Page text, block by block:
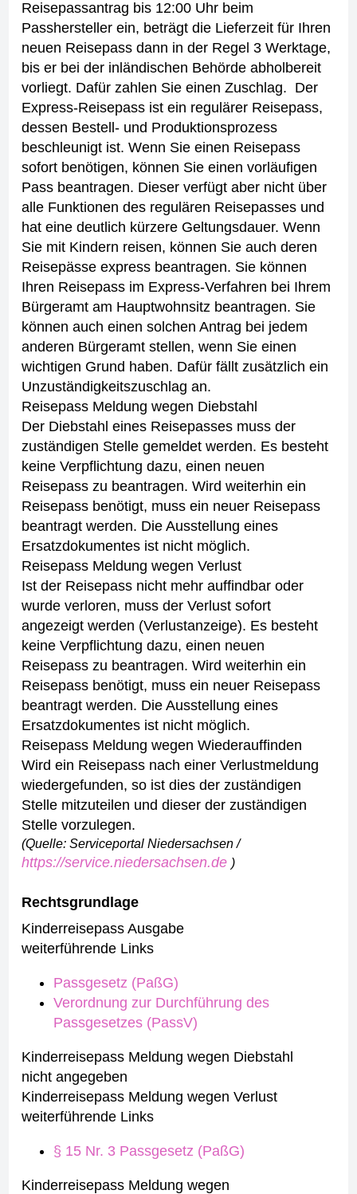
Reisepassantrag bis 12:00 Uhr beim
Passhersteller ein, beträgt die Lieferzeit für Ihren
neuen Reisepass dann in der Regel 3 Werktage,
bis er bei der inländischen Behörde abholbereit
vorliegt. Dafür zahlen Sie einen Zuschlag. Der
Express-Reisepass ist ein regulärer Reisepass,
dessen Bestell- und Produktionsprozess
beschleunigt ist. Wenn Sie einen Reisepass
sofort benötigen, können Sie einen vorläufigen
Pass beantragen. Dieser verfügt aber nicht über
alle Funktionen des regulären Reisepasses und
hat eine deutlich kürzere Geltungsdauer. Wenn
Sie mit Kindern reisen, können Sie auch deren
Reisepässe express beantragen. Sie können
Ihren Reisepass im Express-Verfahren bei Ihrem
Bürgeramt am Hauptwohnsitz beantragen. Sie
können auch einen solchen Antrag bei jedem
anderen Bürgeramt stellen, wenn Sie einen
wichtigen Grund haben. Dafür fällt zusätzlich ein
Unzuständigkeitszuschlag an.
Reisepass Meldung wegen Diebstahl
Der Diebstahl eines Reisepasses muss der
zuständigen Stelle gemeldet werden. Es besteht
keine Verpflichtung dazu, einen neuen
Reisepass zu beantragen. Wird weiterhin ein
Reisepass benötigt, muss ein neuer Reisepass
beantragt werden. Die Ausstellung eines
Ersatzdokumentes ist nicht möglich.
Reisepass Meldung wegen Verlust
Ist der Reisepass nicht mehr auffindbar oder
wurde verloren, muss der Verlust sofort
angezeigt werden (Verlustanzeige). Es besteht
keine Verpflichtung dazu, einen neuen
Reisepass zu beantragen. Wird weiterhin ein
Reisepass benötigt, muss ein neuer Reisepass
beantragt werden. Die Ausstellung eines
Ersatzdokumentes ist nicht möglich.
Reisepass Meldung wegen Wiederauffinden
Wird ein Reisepass nach einer Verlustmeldung
wiedergefunden, so ist dies der zuständigen
Stelle mitzuteilen und dieser der zuständigen
Stelle vorzulegen.
(Quelle: Serviceportal Niedersachsen /
https://service.niedersachsen.de )
Rechtsgrundlage
Kinderreisepass Ausgabe
weiterführende Links
Passgesetz (PaßG)
Verordnung zur Durchführung des
Passgesetzes (PassV)
Kinderreisepass Meldung wegen Diebstahl
nicht angegeben
Kinderreisepass Meldung wegen Verlust
weiterführende Links
§ 15 Nr. 3 Passgesetz (PaßG)
Kinderreisepass Meldung wegen